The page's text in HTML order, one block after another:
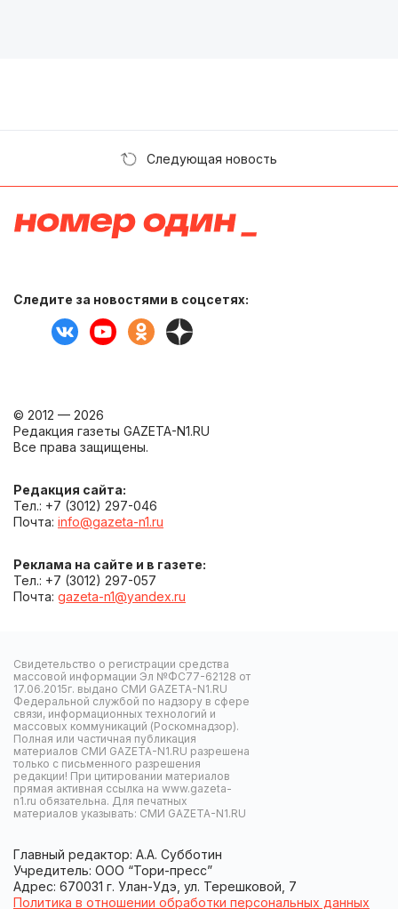
Следующая новость
Следите за новостями в соцсетях:
© 2012 — 2026
Редакция газеты GAZETA-N1.RU
Все права защищены.
Редакция сайта:
Тел.: +7 (3012) 297-046
Почта: info@gazeta-n1.ru
Реклама на сайте и в газете:
Тел.: +7 (3012) 297-057
Почта: gazeta-n1@yandex.ru
Свидетельство о регистрации средства
массовой информации Эл №ФС77-62128 от
17.06.2015г. выдано СМИ GAZETA-N1.RU
Федеральной службой по надзору в сфере
связи, информационных технологий и
массовых коммуникаций (Роскомнадзор).
Полная или частичная публикация
материалов СМИ GAZETA-N1.RU разрешена
только с письменного разрешения
редакции! При цитировании материалов
прямая активная ссылка на www.gazeta-
n1.ru обязательна. Для печатных
материалов указывать: СМИ GAZETA-N1.RU
Главный редактор: А.А. Субботин
Учредитель: ООО “Тори-пресс”
Адрес: 670031 г. Улан-Удэ, ул. Терешковой, 7
Политика в отношении обработки персональных данных